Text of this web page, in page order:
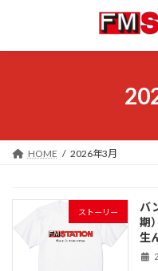
ン
ー
HOME 2026年3月
ストーリー
バ
期
生